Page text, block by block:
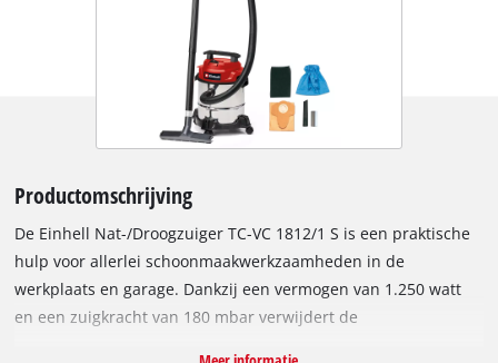
Productomschrijving
De Einhell Nat-/Droogzuiger TC-VC 1812/1 S is een praktische
hulp voor allerlei schoonmaakwerkzaamheden in de
werkplaats en garage. Dankzij een vermogen van 1.250 watt
en een zuigkracht van 180 mbar verwijdert de